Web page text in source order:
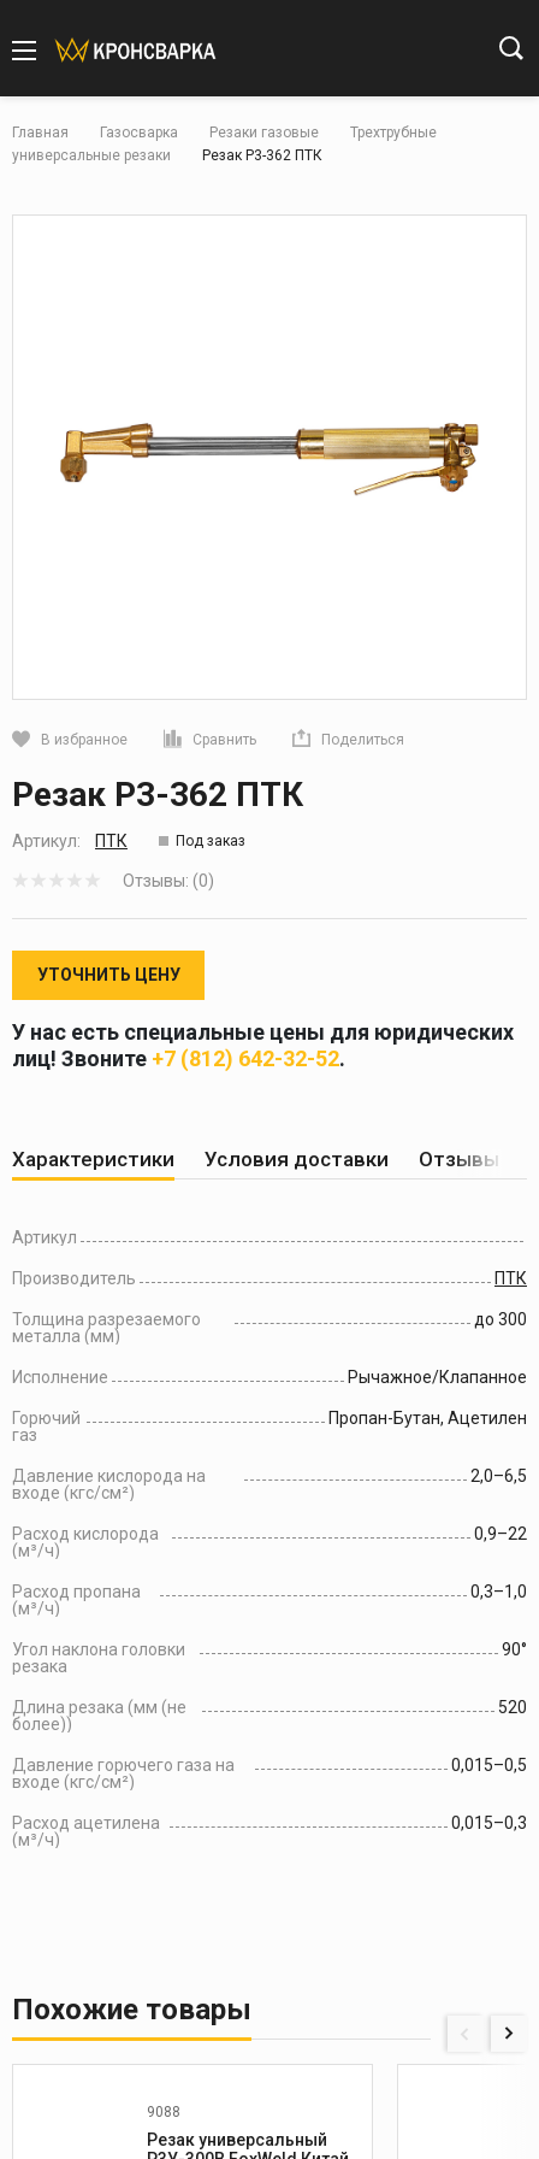
Главная Газосварка Резаки газовые
Трехтрубные
универсальные резаки
Резак Р3-362 ПТК
В избранное Сравнить Поделиться
Кликните, чтобы скопировать прямую ссылку
Резак Р3-362 ПТК
Артикул: ПТК Под заказ
Отзывы: (0)
УТОЧНИТЬ ЦЕНУ
У нас есть специальные цены для юридических
лиц! Звоните +7 (812) 642-32-52.
Характеристики Условия доставки Отзывы
Артикул
Производитель ПТК
Толщина разрезаемого
металла (мм)
до 300
Исполнение Рычажное/Клапанное
Горючий
газ
Пропан-Бутан, Ацетилен
Давление кислорода на
входе (кгс/см²)
2,0–6,5
Расход кислорода
(м³/ч)
0,9–22
Расход пропана
(м³/ч)
0,3–1,0
Угол наклона головки
резака
90°
Длина резака (мм (не
более))
520
Давление горючего газа на
входе (кгс/см²)
0,015–0,5
Расход ацетилена
(м³/ч)
0,015–0,3
Похожие товары
9088
Резак универсальный